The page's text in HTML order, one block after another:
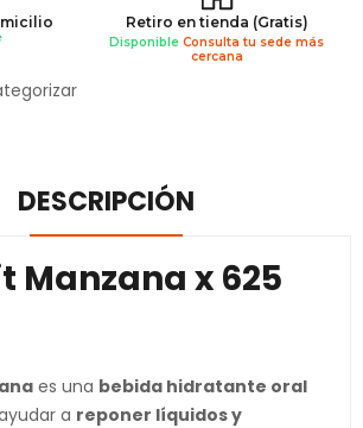
Retiro en tienda (Gratis)
DisponibleConsulta tu sede más
cercana
DESCRIPCIÓN
Manzana x 625
es una bebida hidratante oral
a reponer líquidos y